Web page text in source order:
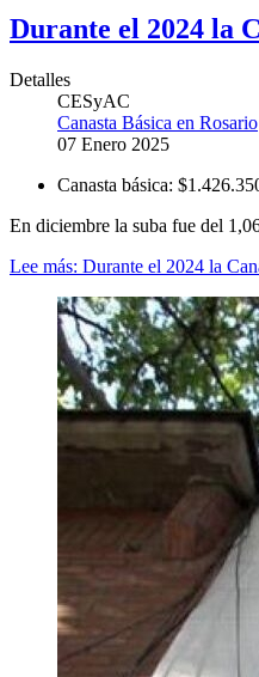
Durante el 2024 la
Detalles
CESyAC
Canasta Básica en Rosario
07 Enero 2025
Canasta básica:
En diciembre la suba fue del
Lee más: Durante el 2024 la